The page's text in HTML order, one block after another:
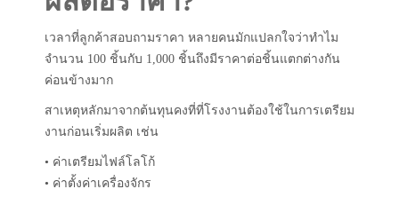
เวลาที่ลูกค้าสอบถามราคา หลายคนมักแปลกใจว่าทำไม
จำนวน 100 ชิ้นกับ 1,000 ชิ้นถึงมีราคาต่อชิ้นแตกต่างกัน
ค่อนข้างมาก
สาเหตุหลักมาจากต้นทุนคงที่ที่โรงงานต้องใช้ในการเตรียม
งานก่อนเริ่มผลิต เช่น
• ค่าเตรียมไฟล์โลโก้
• ค่าตั้งค่าเครื่องจักร